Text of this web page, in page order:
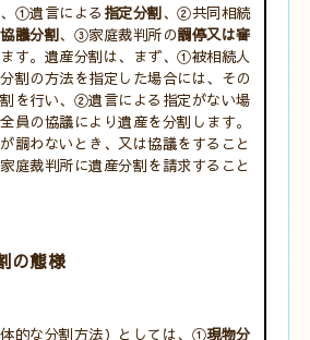
①遺言による指定分割、②共同相続
協議分割、③家庭裁判所の調停又は審
す。遺産分割は、まず、①被相続人
割の方法を指定した場合には、その
を行い、②遺言による指定がない場
員の協議により遺産を分割します。
調わないとき、又は協議をすること
庭裁判所に遺産分割を請求すること
の態様
的な分割方法）としては、①現物分